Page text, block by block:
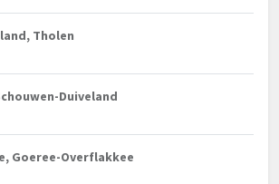
Tholen
Duiveland
Goeree-Overflakkee